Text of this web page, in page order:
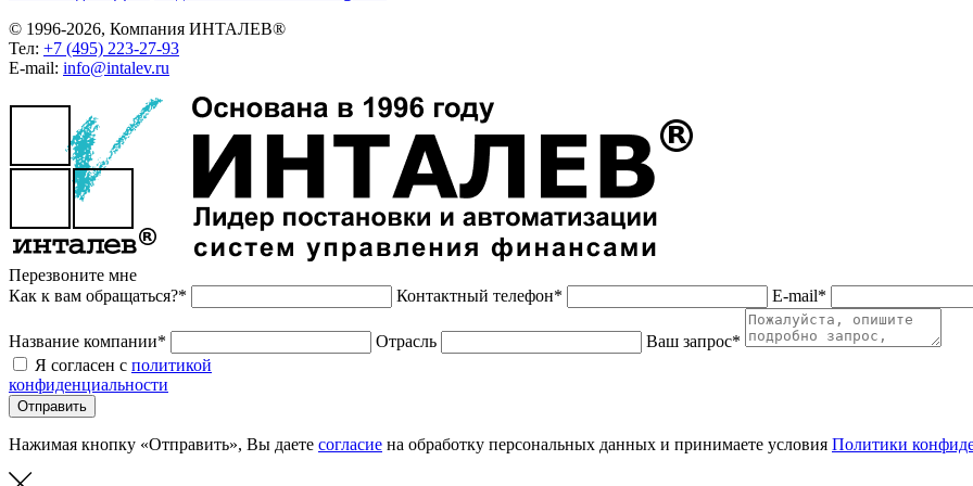
© 1996-2026, Компания ИНТАЛЕВ®
Тел: +7 (495) 223-27-93
E-mail: info@intalev.ru
Перезвоните мне
Как к вам обращаться?*
Контактный телефон* E-mail*
Название компании* Отрасль
Ваш запрос*
Я согласен с политикой
конфиденциальности
Отправить
Нажимая кнопку «Отправить», Вы даете согласие на обработку персональных данных и принимаете условия Политики